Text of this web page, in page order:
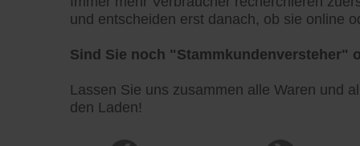
und entscheiden erst danach, ob sie online
Sind Sie noch "Stammkundenversteher"
Lassen Sie uns zusammen alle Waren und
den Laden!